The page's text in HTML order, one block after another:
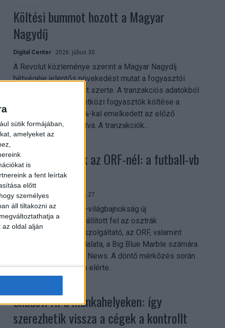
sütik formájában,
amelyeket az
is
a fent leírtak
előtt
személyes
áll tiltakozni az
a
oldal alján
Költési bummot hozott a Magyar
Nagydíj
Digital Center 2026. július 30.
A Revolut közleménye szerint a Magyar Nagydíj
hétvégéje jelentős növekedést mutat a fogyasztói
aktivitásban Budapest szerte. A tranzakciós adatokból
kiderül, hogy a nemzetközi fogyasztók költése a
versenyhétvégén 26%-kal emelkedett az előző
hétvégéhez viszonyítva. A tranzakciók...
Rekordok dőltek az ORF-nél: a futball-vb
mindent vitt
Digital Center 2026. július 27.
A 2026-os labdarúgó-világbajnokság új
streamingrekordokat állított fel az osztrák
közszolgálati műsorszolgáltató, az ORF, valamint
technológiai leányvállalata, a Big Blue Marble számára
– írja a Broadband TV News. A döntő mérkőzés során
az átlagos nézőszám elérte...
Shadow AI a munkahelyeken: így
szerezhetik vissza a cégek a kontrollt